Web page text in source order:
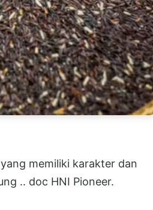
memiliki karakter dan
.. doc HNI Pioneer.